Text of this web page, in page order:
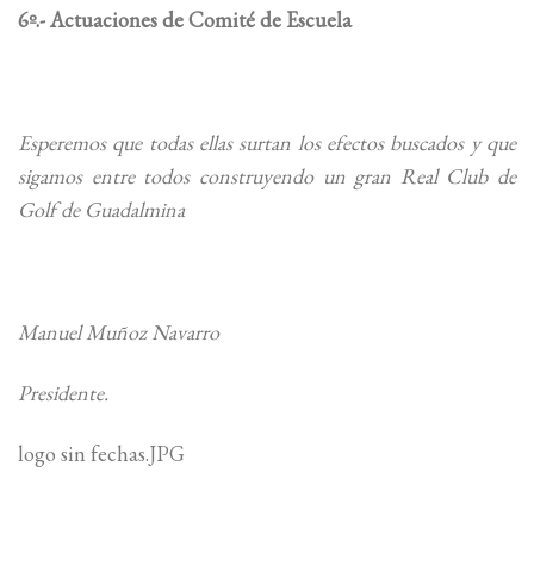
6º.- Actuaciones de Comité de Escuela
Esperemos que todas ellas surtan los efectos buscados y que
sigamos entre todos construyendo un gran Real Club de
Golf de Guadalmina
Manuel Muñoz Navarro
Presidente.
logo sin fechas.JPG